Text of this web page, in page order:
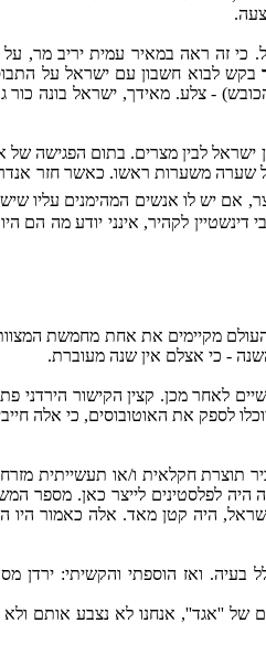
זה ראה במאיר עמית יריב מר, על
בקש לבוא חשבון עם ישראל על
קאהר=הכובש) - צלע. מאידך, ישראל בונה
לבין מצרים. בתום הפגישה של
שערה משערות ראשו. כאשר חזר
אם יש לו אנשים המהימנים עליו
לקהיר, אינני יודע מה הם
העולם מקיימים את אחת מחמשת
- כי אצלם אין שנה מעוברת.
לחג' במכה חודשיים לאחר מכן. קצין הקישור
המלחמה, האירנים לא יוכלו לספק את האוטובוסים,
תוצרת חקלאית ו/או תעשייתית
היה לפלסטינים לייצר כאן. מספר
היה קטן מאד. אלה כאמור היו
ואז הוספתי והקשיתי: ירדן
של ''אגד'', אנחנו לא נצבע אותם ולא